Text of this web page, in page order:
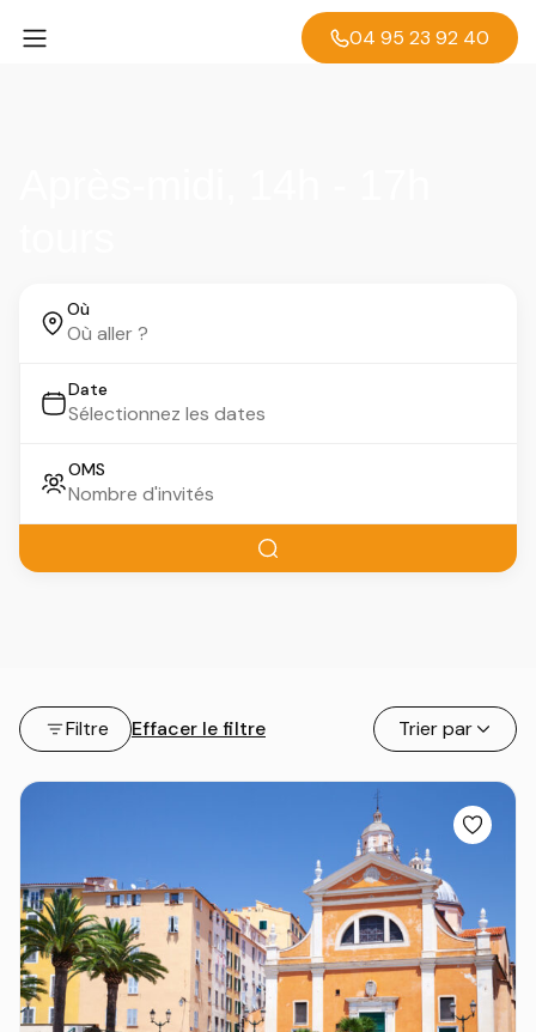
04 95 23 92 40
Où
Date
OMS
Filtre Effacer le filtre Trier par